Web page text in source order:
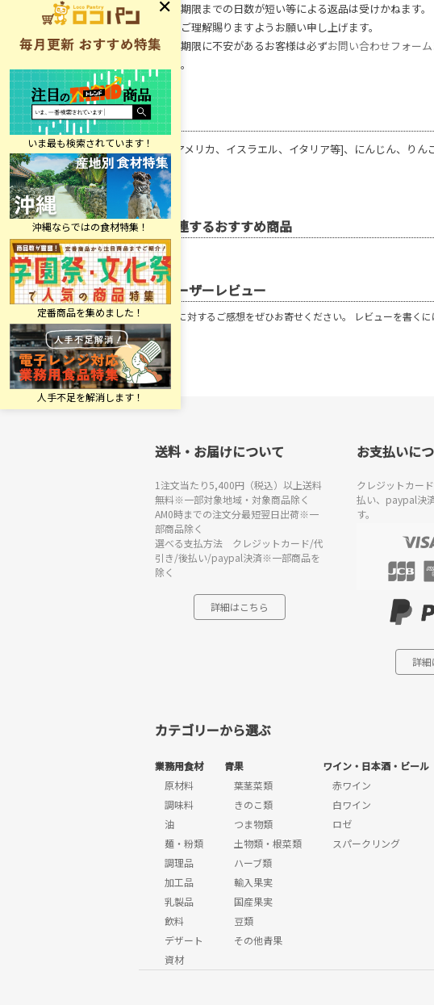
※賞味期限までの日数が短い等による返品は受けかねます。
何卒、ご理解賜りますようお願い申し上げます。
※賞味期限に不安があるお客様は必ずお問い合わせフォーム
ください。
原材料
トマト[アメリカ、イスラエル、イタリア等]、にんじん、りん
関連するおすすめ商品
ユーザーレビュー
この商品に対するご感想をぜひお寄せください。 レビューを書くに
送料・お届けについて
1注文当たり5,400円（税込）以上送料
無料※一部対象地域・対象商品除く
AM0時までの注文分最短翌日出荷※一
部商品除く
選べる支払方法 クレジットカード/代
引き/後払い/paypal決済※一部商品を
除く
詳細はこちら
お支払いに
クレジットカー
払い、paypal決
す。
詳細
カテゴリーから選ぶ
業務用食材
原材料
調味料
油
麺・粉類
調理品
加工品
乳製品
飲料
デザート
資材
青果
葉茎菜類
きのこ類
つま物類
土物類・根菜類
ハーブ類
輸入果実
国産果実
豆類
その他青果
ワイン・日本酒・ビール
赤ワイン
白ワイン
ロゼ
スパークリング